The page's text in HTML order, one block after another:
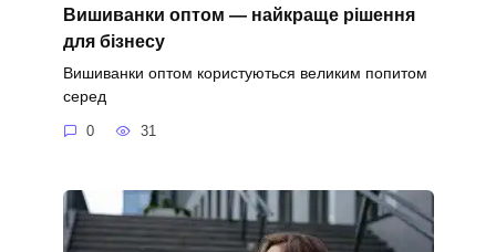
Вишиванки оптом — найкраще рішення
для бізнесу
Вишиванки оптом користуються великим попитом
серед
0 31